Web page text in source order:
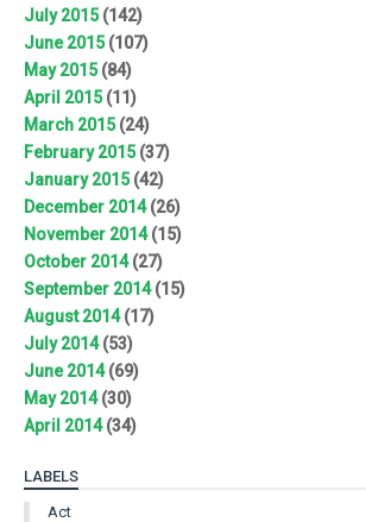
July 2015(142)
June 2015(107)
May 2015(84)
April 2015(11)
March 2015(24)
February 2015(37)
January 2015(42)
December 2014(26)
November 2014(15)
October 2014(27)
September 2014(15)
August 2014(17)
July 2014(53)
June 2014(69)
May 2014(30)
April 2014(34)
LABELS
Act